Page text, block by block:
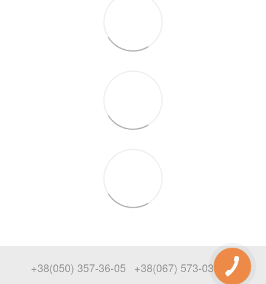
+38(050) 357-36-05 +38(067) 573-03-69